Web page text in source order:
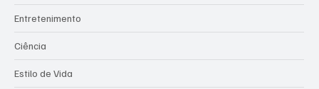
Entretenimento
Ciência
Estilo de Vida